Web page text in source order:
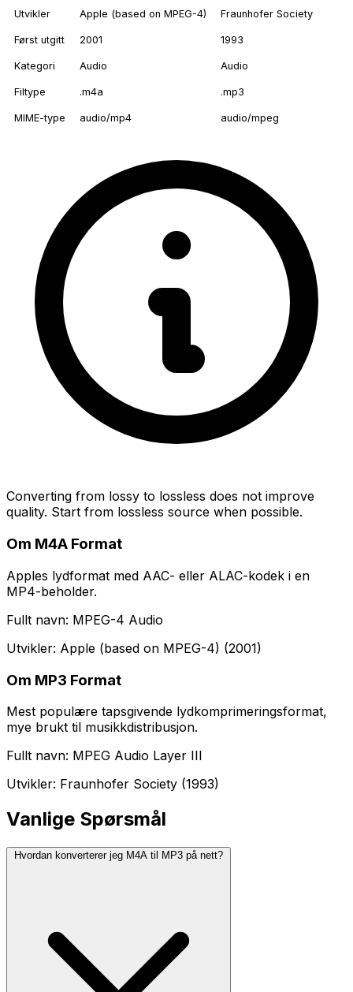
Utvikler Apple (based on MPEG-4) Fraunhofer Society
Først utgitt 2001 1993
Kategori Audio Audio
Filtype .m4a .mp3
MIME-type audio/mp4 audio/mpeg
Converting from lossy to lossless does not improve
quality. Start from lossless source when possible.
Om M4A Format
Apples lydformat med AAC- eller ALAC-kodek i en
MP4-beholder.
Fullt navn: MPEG-4 Audio
Utvikler: Apple (based on MPEG-4) (2001)
Om MP3 Format
Mest populære tapsgivende lydkomprimeringsformat,
mye brukt til musikkdistribusjon.
Fullt navn: MPEG Audio Layer III
Utvikler: Fraunhofer Society (1993)
Vanlige Spørsmål
Hvordan konverterer jeg M4A til MP3 på nett?